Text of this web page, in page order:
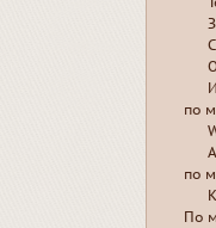
по
по
По